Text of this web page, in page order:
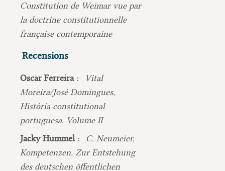
Constitution de Weimar vue par
la doctrine constitutionnelle
française contemporaine
Recensions
Oscar Ferreira :
Vital
Moreira/José Domingues,
História constitutional
portuguesa. Volume II
Jacky Hummel :
C. Neumeier,
Kompetenzen. Zur Entstehung
des deutschen öffentlichen